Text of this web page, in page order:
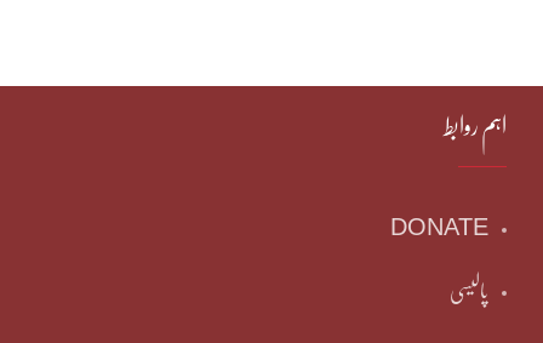
اہم روابط
DONATE
پالیسی